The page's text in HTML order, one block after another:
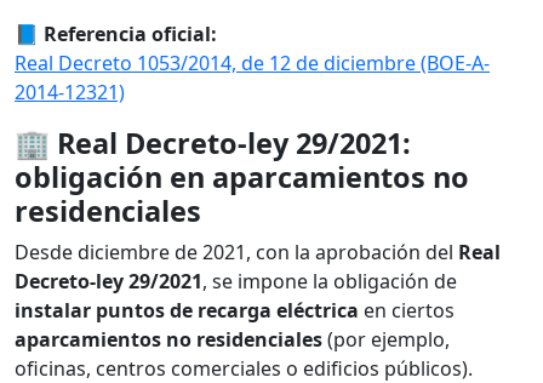
📘 Referencia oficial:
Real Decreto 1053/2014, de 12 de diciembre (BOE-A-
2014-12321)
🏢 Real Decreto-ley 29/2021:
obligación en aparcamientos no
residenciales
Desde diciembre de 2021, con la aprobación del Real
Decreto-ley 29/2021, se impone la obligación de
instalar puntos de recarga eléctrica en ciertos
aparcamientos no residenciales(por ejemplo,
oficinas, centros comerciales o edificios públicos).